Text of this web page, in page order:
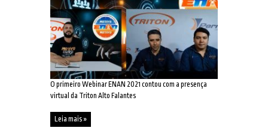
O primeiro Webinar ENAN 2021 contou com a presença
virtual da Triton Alto Falantes
Leia mais »